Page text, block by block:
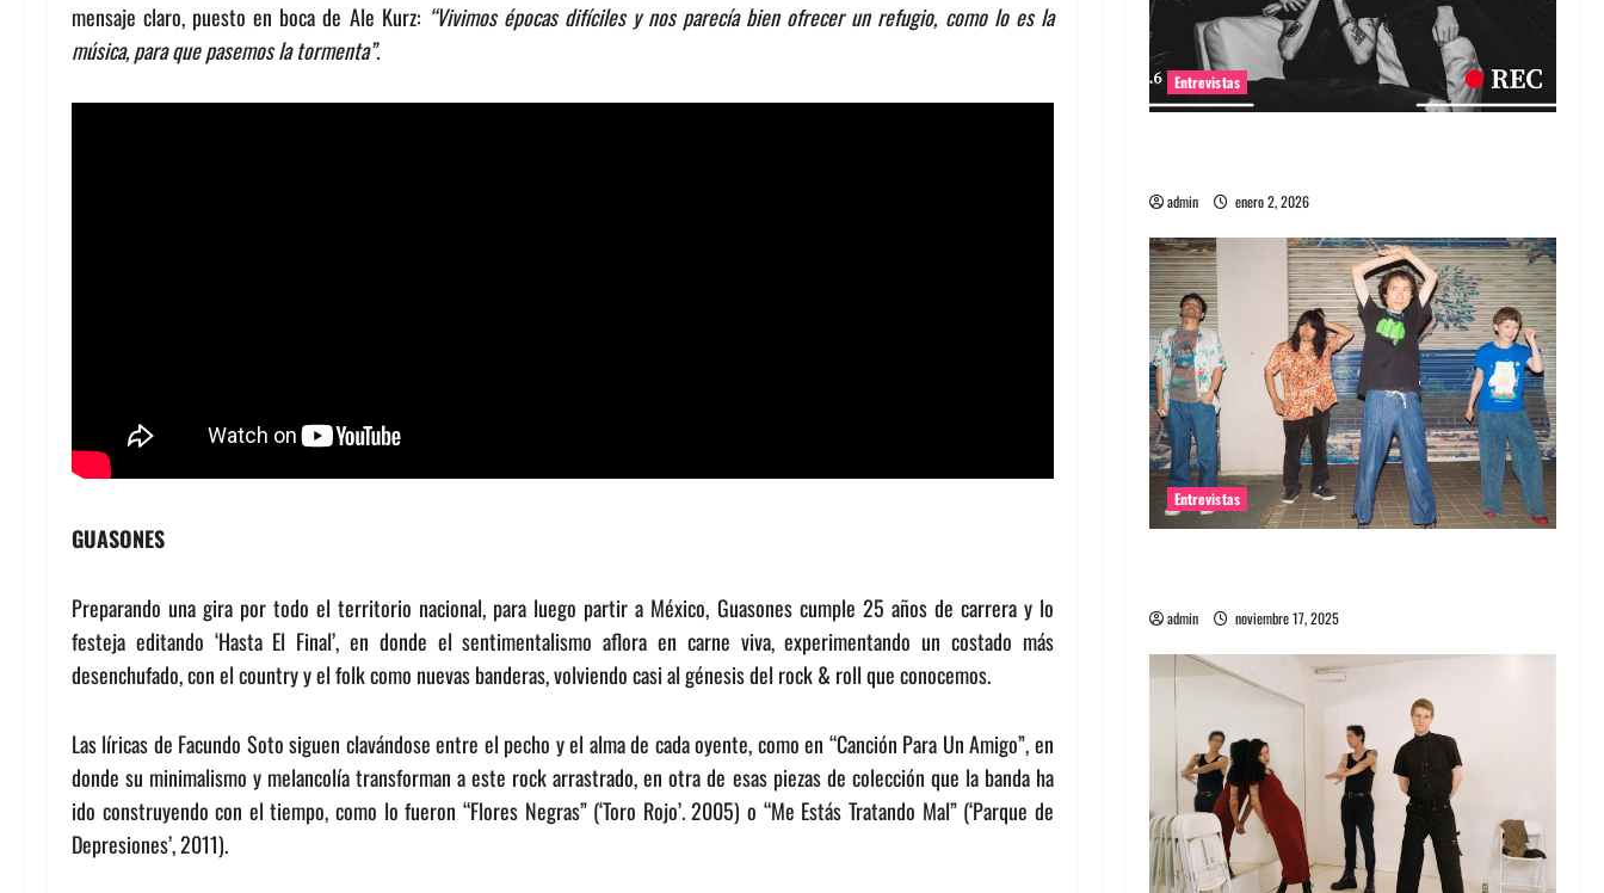
mensaje claro, puesto en boca de Ale Kurz: “Vivimos épocas difíciles y nos parecía bien ofrecer un refugio, como lo es la
música, para que pasemos la tormenta”.
GUASONES
Preparando una gira por todo el territorio nacional, para luego partir a México, Guasones cumple 25 años de carrera y lo
festeja editando ‘Hasta El Final’, en donde el sentimentalismo aflora en carne viva, experimentando un costado más
desenchufado, con el country y el folk como nuevas banderas, volviendo casi al génesis del rock & roll que conocemos.
Las líricas de Facundo Soto siguen clavándose entre el pecho y el alma de cada oyente, como en “Canción Para Un Amigo”, en
donde su minimalismo y melancolía transforman a este rock arrastrado, en otra de esas piezas de colección que la banda ha
ido construyendo con el tiempo, como lo fueron “Flores Negras” (‘Toro Rojo’. 2005) o “Me Estás Tratando Mal” (‘Parque de
Depresiones’, 2011).
Entrevistas
admin enero 2, 2026
Entrevistas
admin noviembre 17, 2025